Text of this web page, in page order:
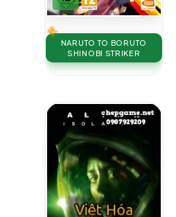
NARUTO TO BORUTO
SHINOBI STRIKER